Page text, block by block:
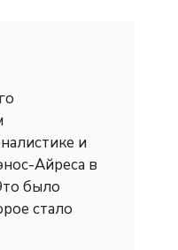
и
Айреса в
было
стало